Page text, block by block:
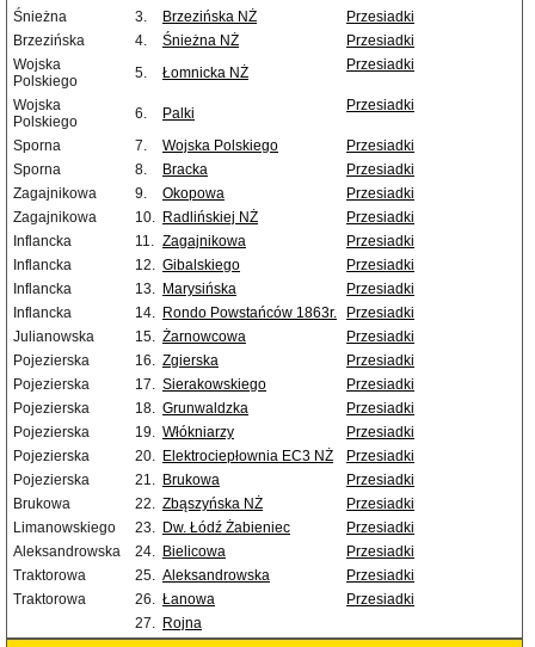
Śnieżna
3. Brzezińska NŻ
Przesiadki
Brzezińska
4. Śnieżna NŻ
Przesiadki
Wojska
Polskiego
5. Łomnicka NŻ Przesiadki
Wojska
Polskiego
6. Palki Przesiadki
Sporna 7. Wojska Polskiego
Przesiadki
Sporna
8. Bracka
Przesiadki
Zagajnikowa
9. Okopowa
Przesiadki
Zagajnikowa
10. Radlińskiej NŻ
Przesiadki
Inflancka
11. Zagajnikowa
Przesiadki
Inflancka
12. Gibalskiego
Przesiadki
Inflancka
13. Marysińska
Przesiadki
Inflancka
14. Rondo Powstańców 1863r.
Przesiadki
Julianowska
15. Żarnowcowa
Przesiadki
Pojezierska
16. Zgierska
Przesiadki
Pojezierska
17. Sierakowskiego
Przesiadki
Pojezierska
18. Grunwaldzka
Przesiadki
Pojezierska
19. Włókniarzy
Przesiadki
Pojezierska
20. Elektrociepłownia EC3 NŻ
Przesiadki
Pojezierska
21. Brukowa
Przesiadki
Brukowa
22. Zbąszyńska NŻ
Przesiadki
Limanowskiego
23. Dw. Łódź Żabieniec
Przesiadki
Aleksandrowska
24. Bielicowa
Przesiadki
Traktorowa
25. Aleksandrowska
Przesiadki
Traktorowa
26. Łanowa
Przesiadki
27. Rojna